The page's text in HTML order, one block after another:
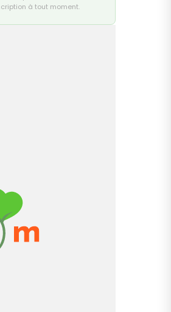
à tout moment.